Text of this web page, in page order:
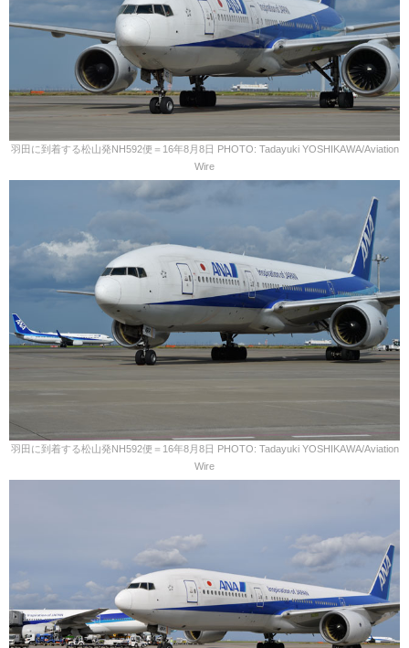
羽田に到着する松山発NH592便＝16年8月8日 PHOTO: Tadayuki YOSHIKAWA/Aviation
Wire
羽田に到着する松山発NH592便＝16年8月8日 PHOTO: Tadayuki YOSHIKAWA/Aviation
Wire